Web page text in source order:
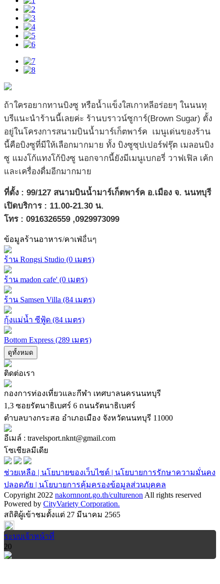
ถ้าใครอยากทานบิงซู หรือน้ำแข็งใสเกาหลีอร่อยๆ ในนนทุ
บรีแนะนำร้านนี้เลยค่ะ ร้านบราวน์ซูการ์(Brown Sugar) ตั้ง
อยู่ในโครงการสนามบินน้ำมาร์เก็ตพาร์ค เมนูเด่นของร้าน
นี้คือบิงซูที่มีให้เลือกมากมาย ทั้ง บิงซูซุปเปอร์ฟรุ๊ต เมลอนบิง
ซู แมงโก้แทงโก้บิงซู นอกจากนี้ยังมีเมนูเบกอรี่ วาฟเฟิล เค้ก
และเครื่องดื่มอีกมากมาย
ที่ตั้ง : 99/127 สนามบินน้ำมาร์เก็ตพาร์ค อ.เมือง จ. นนทบุรี
เปิดบริการ : 11.00-21.30 น.
โทร : 0916326559 ,0929973099
ข้อมูลร้านอาหาร/คาเฟ่อื่นๆ
ร้าน Rongsi Studio (0 เมตร)
ร้าน madon cafe' (0 เมตร)
ร้าน Samsen Villa (84 เมตร)
กุ้งแม่น้ำ ซีฟู้ด (84 เมตร)
Bottom Express (289 เมตร)
ดูทั้งหมด
ติดต่อเรา
กองการท่องเที่ยวและกีฬา เทศบาลนครนนทบุรี
1,3 ซอยรัตนาธิเบศร์ 6 ถนนรัตนาธิเบศร์
ตำบลบางกระสอ อำเภอเมือง จังหวัดนนทบุรี 11000
อีเมล์ : travelsport.nknt@gmail.com
โซเชียลมีเดีย
ช่วยเหลือ | นโยบายของเว็บไซต์ | นโยบายการรักษาความมั่นคง
ปลอดภัย | นโยบายการคุ้มครองข้อมูลส่วนบุคคล
Copyright 2022 nakornnont.go.th/culturenon All rights reserved
Powered by CityVariety Corporation.
สถิติผู้เข้าชมตั้งแต่ 27 มีนาคม 2565
ระบบเจ้าหน้าที่
20